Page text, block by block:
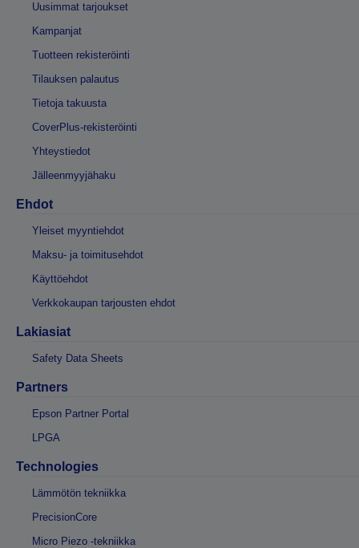
Uusimmat tarjoukset
Kampanjat
Tuotteen rekisteröinti
Tilauksen palautus
Tietoja takuusta
CoverPlus-rekisteröinti
Yhteystiedot
Jälleenmyyjähaku
Ehdot
Yleiset myyntiehdot
Maksu- ja toimitusehdot
Käyttöehdot
Verkkokaupan tarjousten ehdot
Lakiasiat
Safety Data Sheets
Partners
Epson Partner Portal
LPGA
Technologies
Lämmötön tekniikka
PrecisionCore
Micro Piezo -tekniikka